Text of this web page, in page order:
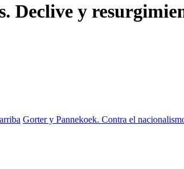
Declive y
arriba Gorter y Pannekoek. Contra el